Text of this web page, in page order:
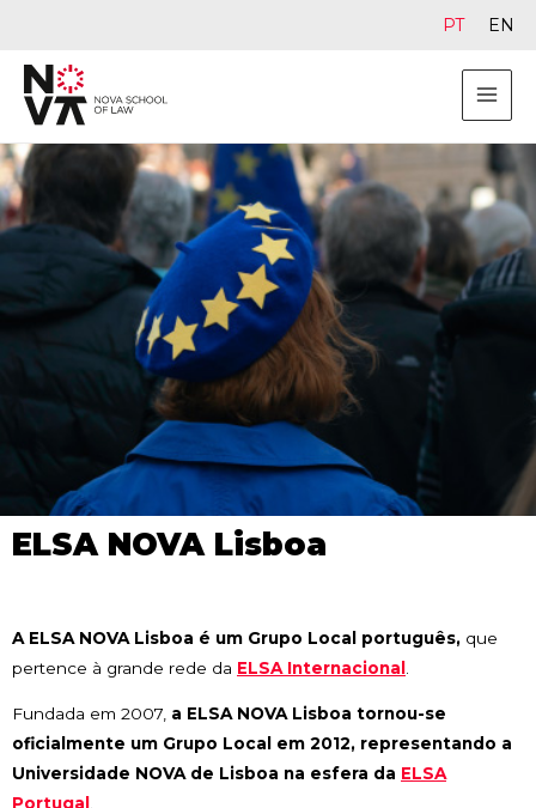
ELSA NOVA Lisboa
A ELSA NOVA Lisboa é um Grupo Local português, que
pertence à grande rede da ELSA Internacional
Fundada em 2007, a ELSA NOVA Lisboa tornou-se
oficialmente um Grupo Local em 2012, representando a
Universidade NOVA de Lisboa na esfera da ELSA
Portugal .
PT EN